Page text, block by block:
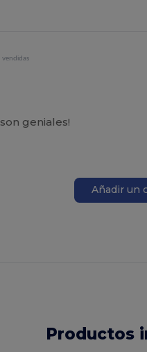
vendidas
geniales!
Añadir un
Productos